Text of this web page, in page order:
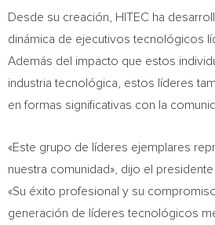
Desde su creación, HITEC ha
dinámica de ejecutivos tecnológicos
Además del impacto que estos
industria tecnológica, estos líderes
en formas significativas con la
«Este grupo de líderes ejemplares
nuestra comunidad», dijo el presidente
«Su éxito profesional y su
generación de líderes tecnológicos